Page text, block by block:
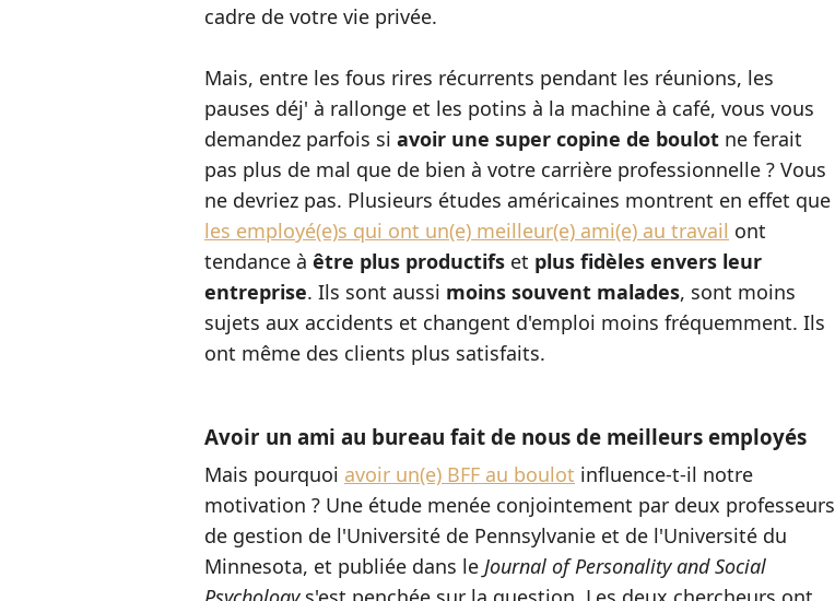
cadre de votre vie privée.
Mais, entre les fous rires récurrents pendant les réunions, les
pauses déj' à rallonge et les potins à la machine à café, vous vous
demandez parfois si avoir une super copine de boulot ne ferait
pas plus de mal que de bien à votre carrière professionnelle ? Vous
ne devriez pas. Plusieurs études américaines montrent en effet que
les employé(e)s qui ont un(e) meilleur(e) ami(e) au travail ont
tendance à être plus productifs et plus fidèles envers leur
entreprise. Ils sont aussi moins souvent malades, sont moins
sujets aux accidents et changent d'emploi moins fréquemment. Ils
ont même des clients plus satisfaits.
Avoir un ami au bureau fait de nous de meilleurs employés
Mais pourquoi avoir un(e) BFF au boulot influence-t-il notre
motivation ? Une étude menée conjointement par deux professeurs
de gestion de l'Université de Pennsylvanie et de l'Université du
Minnesota, et publiée dans le Journal of Personality and Social